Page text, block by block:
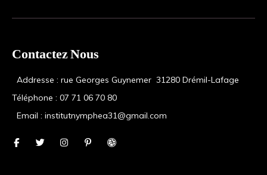
Contactez Nous
  Addresse : rue Georges Guynemer  31280 Drémil-Lafage
Téléphone : 07 71 06 70 80
  Email : institutnymphea31@gmail.com